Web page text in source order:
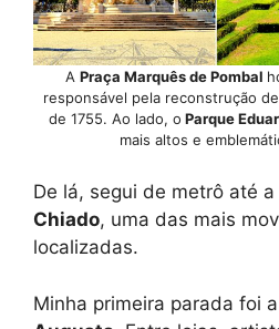
A Praça Marquês de Pombal
responsável pela reconstrução
de 1755. Ao lado, o Parque
mais altos e
De lá, segui de metrô até
Chiado, uma das mais
localizadas.
Minha primeira parada foi